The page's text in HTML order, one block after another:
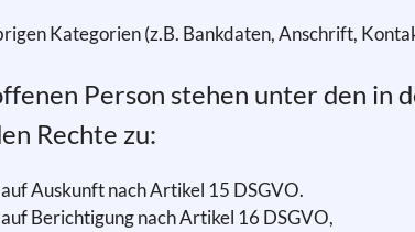
Kategorien (z.B. Bankdaten, Anschrift,
Person stehen unter den in
Rechte zu:
Auskunft nach Artikel 15 DSGVO.
Berichtigung nach Artikel 16 DSGVO,